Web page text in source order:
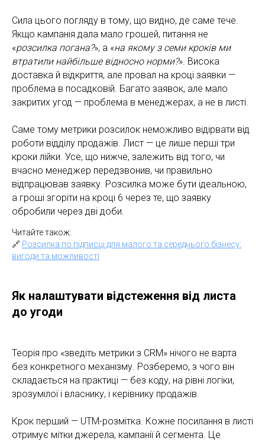
Сила цього погляду в тому, що видно, де саме тече.
Якщо кампанія дала мало грошей, питання не
«розсилка погана?», а «на якому з семи кроків ми
втратили найбільше відносно норми?». Висока
доставка й відкриття, але провал на кроці заявки —
проблема в посадковій. Багато заявок, але мало
закритих угод — проблема в менеджерах, а не в листі.
Саме тому метрики розсилок неможливо відірвати від
роботи відділу продажів. Лист — це лише перші три
кроки лійки. Усе, що нижче, залежить від того, чи
вчасно менеджер передзвонив, чи правильно
відпрацював заявку. Розсилка може бути ідеальною,
а гроші згоріти на кроці 6 через те, що заявку
обробили через дві доби.
Читайте також:
🔗 Розсилка по підписці для малого та середнього бізнесу:
вигоди та можливості
Як налаштувати відстеження від листа
до угоди
Теорія про «зведіть метрики з CRM» нічого не варта
без конкретного механізму. Розберемо, з чого він
складається на практиці — без коду, на рівні логіки,
зрозумілої і власнику, і керівнику продажів.
Крок перший — UTM-розмітка. Кожне посилання в листі
отримує мітки джерела, кампанії й сегмента. Це